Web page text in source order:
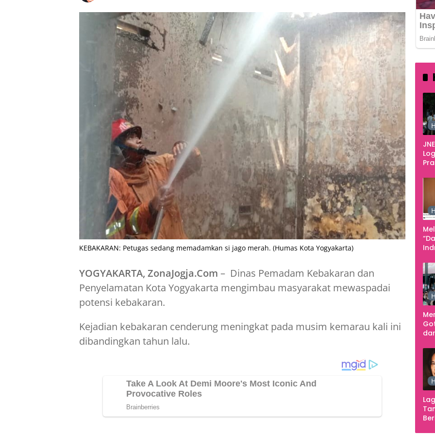
KEBAKARAN: Petugas sedang memadamkan si jago merah. (Humas Kota Yogyakarta)
YOGYAKARTA, ZonaJogja.Com – Dinas Pemadam Kebakaran dan
Penyelamatan Kota Yogyakarta mengimbau masyarakat mewaspadai
potensi kebakaran.
Kejadian kebakaran cenderung meningkat pada musim kemarau kali ini
dibandingkan tahun lalu.